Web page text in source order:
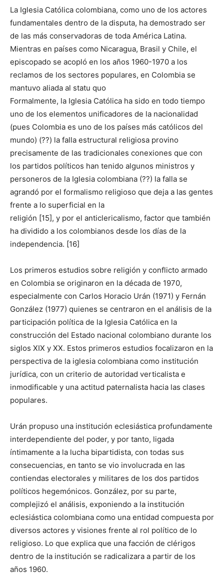
La Iglesia Católica colombiana, como uno de los actores
fundamentales dentro de la disputa, ha demostrado ser
de las más conservadoras de toda América Latina.
Mientras en países como Nicaragua, Brasil y Chile, el
episcopado se acopló en los años 1960-1970 a los
reclamos de los sectores populares, en Colombia se
mantuvo aliada al statu quo
Formalmente, la Iglesia Católica ha sido en todo tiempo
uno de los elementos unificadores de la nacionalidad
(pues Colombia es uno de los países más católicos del
mundo) (??) la falla estructural religiosa provino
precisamente de las tradicionales conexiones que con
los partidos políticos han tenido algunos ministros y
personeros de la Iglesia colombiana (??) la falla se
agrandó por el formalismo religioso que deja a las gentes
frente a lo superficial en la
religión [15], y por el anticlericalismo, factor que también
ha dividido a los colombianos desde los días de la
independencia. [16]
Los primeros estudios sobre religión y conflicto armado
en Colombia se originaron en la década de 1970,
especialmente con Carlos Horacio Urán (1971) y Fernán
González (1977) quienes se centraron en el análisis de la
participación política de la Iglesia Católica en la
construcción del Estado nacional colombiano durante los
siglos XIX y XX. Estos primeros estudios focalizaron en la
perspectiva de la iglesia colombiana como institución
jurídica, con un criterio de autoridad verticalista e
inmodificable y una actitud paternalista hacia las clases
populares.
Urán propuso una institución eclesiástica profundamente
interdependiente del poder, y por tanto, ligada
íntimamente a la lucha bipartidista, con todas sus
consecuencias, en tanto se vio involucrada en las
contiendas electorales y militares de los dos partidos
políticos hegemónicos. González, por su parte,
complejizó el análisis, exponiendo a la institución
eclesiástica colombiana como una entidad compuesta por
diversos actores y visiones frente al rol político de lo
religioso. Lo que explica que una facción de clérigos
dentro de la institución se radicalizara a partir de los
años 1960.